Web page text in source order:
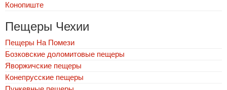
Конопиште
Пещеры Чехии
Пещеры На Помези
Бозковские доломитовые пещеры
Яворжичские пещеры
Конепрусские пещеры